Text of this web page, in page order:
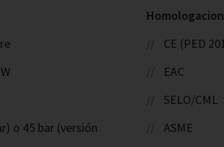
o 45 bar (versión
CE (PED
EAC
SELO/CML
ASME